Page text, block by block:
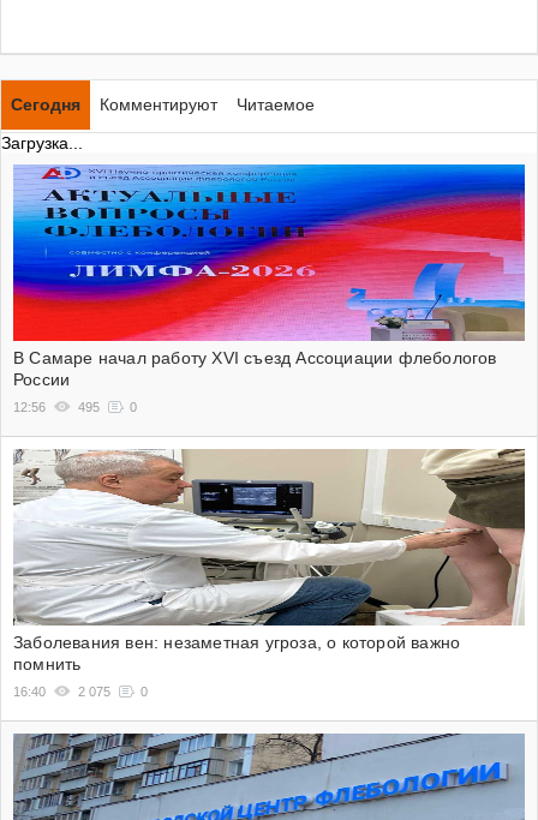
Сегодня Комментируют
Читаемое
Загрузка...
В Самаре начал работу XVI съезд Ассоциации флебологов
России
12:56 495 0
Заболевания вен: незаметная угроза, о которой важно
помнить
16:40 2 075 0